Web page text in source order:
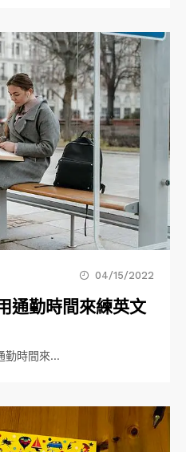
04/15/2022
通勤時間來練英文
勤時間來…